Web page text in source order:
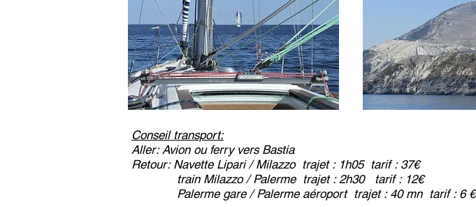
Conseil transport:
Aller: Avion ou ferry vers Bastia
Retour: Navette Lipari / Milazzo trajet : 1h05 tarif : 37€
train Milazzo / Palerme trajet : 2h30 tarif : 12€
Palerme gare / Palerme aéroport trajet : 40 mn tarif : 6 €